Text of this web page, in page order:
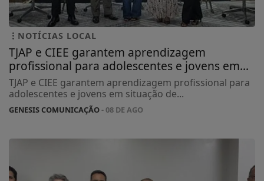
NOTÍCIAS LOCAL
TJAP e CIEE garantem aprendizagem
profissional para adolescentes e jovens em...
TJAP e CIEE garantem aprendizagem profissional para
adolescentes e jovens em situação de...
GENESIS COMUNICAÇÃO- 08 DE AGO